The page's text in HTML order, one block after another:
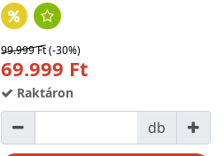
99.999 Ft(-30%)
69.999 Ft
Raktáron
db